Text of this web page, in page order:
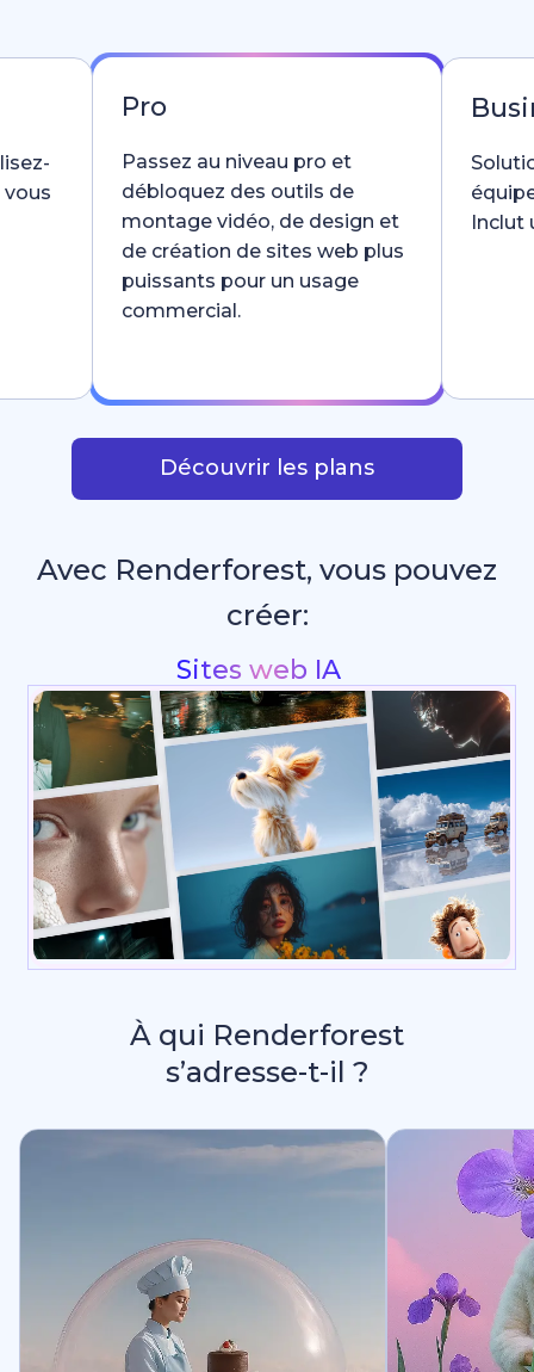
Pro
Passez au niveau pro et
débloquez des outils de
montage vidéo, de design et
de création de sites web plus
puissants pour un usage
commercial.
Inclut
Découvrir les plans
Avec Renderforest, vous pouvez
créer:
Intros & anima
À qui Renderforest
s’adresse-t-il ?